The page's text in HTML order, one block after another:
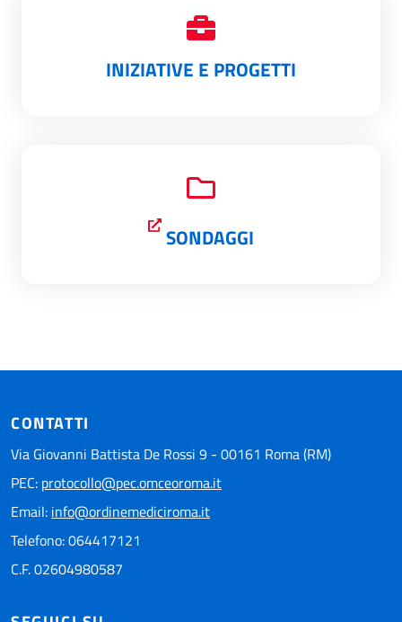
INIZIATIVE E PROGETTI
SONDAGGI
CONTATTI
Via Giovanni Battista De Rossi 9 - 00161 Roma (RM)
PEC: protocollo@pec.omceoroma.it
Email: info@ordinemediciroma.it
Telefono: 064417121
C.F. 02604980587